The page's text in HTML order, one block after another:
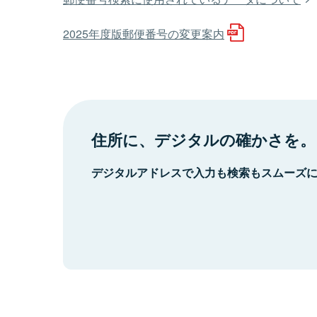
2025年度版郵便番号の変更案内
住所に、デジタルの確かさを。
デジタルアドレスで入力も検索もスムーズ